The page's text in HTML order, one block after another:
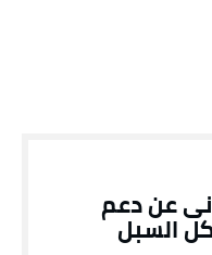
عن دعم
السبل